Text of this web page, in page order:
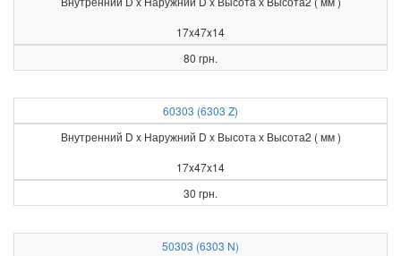
17x47x14
80 грн.
60303 (6303 Z)
Внутренний D x Наружний D x Высота х Высота2 ( мм )
17x47x14
30 грн.
50303 (6303 N)